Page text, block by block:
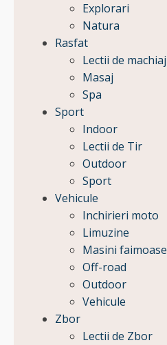
Explorari
Natura
Rasfat
Lectii de machiaj
Masaj
Spa
Sport
Indoor
Lectii de Tir
Outdoor
Sport
Vehicule
Inchirieri moto
Limuzine
Masini faimoase
Off-road
Outdoor
Vehicule
Zbor
Lectii de Zbor